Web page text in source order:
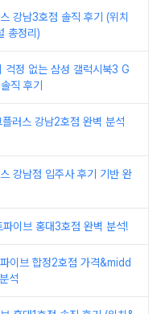
강남3호점 솔직 후기 (위치
총정리)
걱정 없는 삼성 갤럭시북3 G
직 후기
러스 강남2호점 완벽 분석
강남점 입주사 후기 기반 완
이브 홍대3호점 완벽 분석!
이브 합정2호점 가격&midd
석